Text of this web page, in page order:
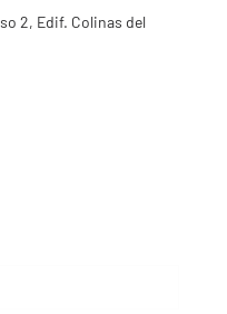
2, Edif. Colinas del